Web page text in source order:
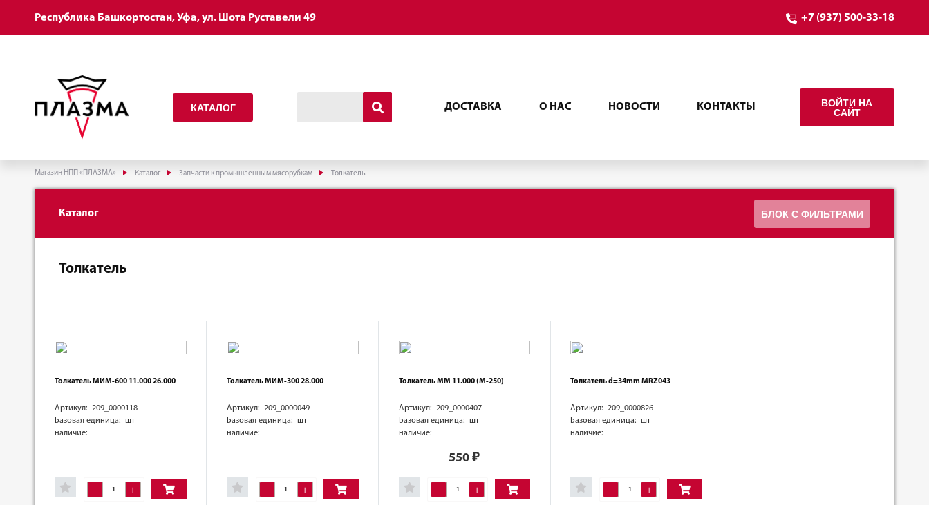
Республика Башкортостан, Уфа, ул. Шота Руставели 49 +7 (937) 500-33-18
КАТАЛОГ ДОСТАВКА О НАС НОВОСТИ КОНТАКТЫ
ВОЙТИ НА
САЙТ
Магазин НПП «ПЛАЗМА» Каталог Запчасти к промышленным мясорубкам Толкатель
Каталог БЛОК С ФИЛЬТРАМИ
Толкатель
Толкатель МИМ-600 11.000 26.000
Артикул: 209_0000118
Базовая единица: шт
наличие:
- +
Толкатель МИМ-300 28.000
Артикул: 209_0000049
Базовая единица: шт
наличие:
- +
Толкатель ММ 11.000 (М-250)
Артикул: 209_0000407
Базовая единица: шт
наличие:
550 ₽
- +
Толкатель d=34mm MRZ043
Артикул: 209_0000826
Базовая единица: шт
наличие:
- +